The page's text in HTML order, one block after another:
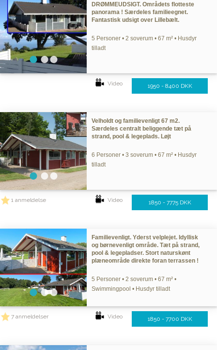
DRØMMEUDSIGT. Områdets flotteste
panorama ! Særdeles familieegnet.
Fantastisk udsigt over Lillebælt.
5 Personer • 2 soverum • 67 m² • Husdyr
tilladt
Video 1950 - 8400 DKK
Velholdt og familievenligt 67 m2.
Særdeles centralt beliggende tæt på
strand, pool & legeplads. Løjt
6 Personer • 3 soverum • 67 m² • Husdyr
tilladt
1 anmeldelse Video 1850 - 7775 DKK
Familievenligt. Yderst velplejet. Idyllisk
og børnevenligt område. Tæt på strand,
pool & legepladser. Stort naturskønt
plæneområde direkte foran terrassen !
5 Personer • 2 soverum • 67 m² •
Swimmingpool • Husdyr tilladt
7 anmeldelser Video 1850 - 7700 DKK